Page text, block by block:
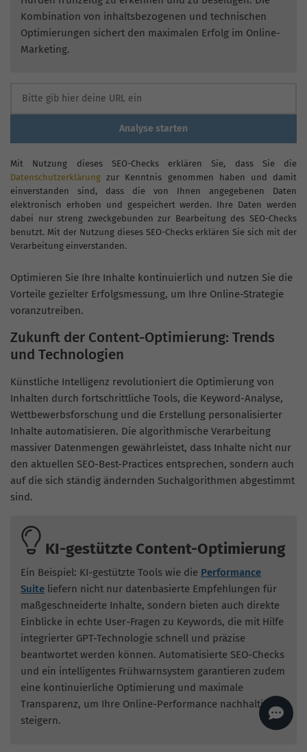
Kombination von inhaltsbezogenen und technischen
Optimierungen sichert den maximalen Erfolg im Online-
Marketing.
Analyse starten
Mit Nutzung dieses SEO-Checks erklären Sie, dass Sie die
Datenschutzerklärung zur Kenntnis genommen haben und damit
einverstanden sind, dass die von Ihnen angegebenen Daten
elektronisch erhoben und gespeichert werden. Ihre Daten werden
dabei nur streng zweckgebunden zur Bearbeitung des SEO-Checks
benutzt. Mit der Nutzung dieses SEO-Checks erklären Sie sich mit der
Verarbeitung einverstanden.
Optimieren Sie Ihre Inhalte kontinuierlich und nutzen Sie die
Vorteile gezielter Erfolgsmessung, um Ihre Online-Strategie
voranzutreiben.
Zukunft der Content-Optimierung: Trends
und Technologien
Künstliche Intelligenz revolutioniert die Optimierung von
Inhalten durch fortschrittliche Tools, die Keyword-Analyse,
Wettbewerbsforschung und die Erstellung personalisierter
Inhalte automatisieren. Die algorithmische Verarbeitung
massiver Datenmengen gewährleistet, dass Inhalte nicht nur
den aktuellen SEO-Best-Practices entsprechen, sondern auch
auf die sich ständig ändernden Suchalgorithmen abgestimmt
sind.
KI-gestützte Content-Optimierung
Ein Beispiel: KI-gestützte Tools wie die Performance
Suite liefern nicht nur datenbasierte Empfehlungen für
maßgeschneiderte Inhalte, sondern bieten auch direkte
Einblicke in echte User-Fragen zu Keywords, die mit Hilfe
integrierter GPT-Technologie schnell und präzise
beantwortet werden können. Automatisierte SEO-Checks
und ein intelligentes Frühwarnsystem garantieren zudem
eine kontinuierliche Optimierung und maximale
Transparenz, um Ihre Online-Performance nachhaltig zu
steigern.
AI
Hallo, willkommen bei
seoagentur.de. 👋
Backlinks, Beratung und
Performance Suite